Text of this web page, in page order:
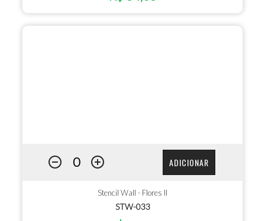
ADICIONAR
Stencil Wall - Flores II
STW-033